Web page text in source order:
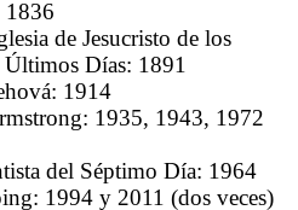
1836
de Jesucristo de los
Últimos Días: 1891
1914
1935, 1943, 1972
del Séptimo Día: 1964
1994 y 2011 (dos veces)